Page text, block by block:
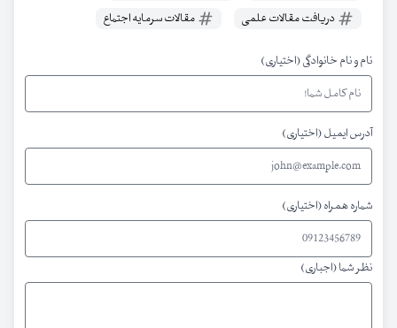
دریافت مقالات علمی
مقالات سرمایه اجتماع
نام و نام خانوادگی (اختیاری)
آدرس ایمیل (اختیاری)
شماره همراه (اختیاری)
نظر شما (اجباری)